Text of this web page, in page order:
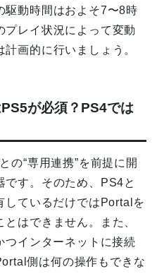
駆動時間はおよそ7〜8時
プレイ状況によって変動
画的に行いましょう。
が必須？PS4では
“専用連携”を前提に開
です。そのため、PS4と
しているだけではPortalを
はできません。また、
つインターネットに接続
側は何の操作もできな